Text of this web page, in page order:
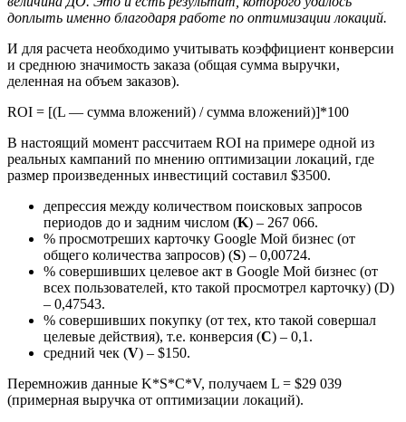
доплыть именно благодаря работе по оптимизации локаций.
И для расчета необходимо учитывать коэффициент конверсии
и среднюю значимость заказа (общая сумма выручки,
деленная на объем заказов).
ROI = [(L — сумма вложений) / сумма вложений)]*100
В настоящий момент рассчитаем ROI на примере одной из
реальных кампаний по мнению оптимизации локаций, где
размер произведенных инвестиций составил $3500.
депрессия между количеством поисковых запросов
периодов до и задним числом (K) – 267 066.
% просмотреших карточку Google Мой бизнес (от
общего количества запросов) (S) – 0,00724.
% совершивших целевое акт в Google Мой бизнес (от
всех пользователей, кто такой просмотрел карточку) (D)
– 0,47543.
% совершивших покупку (от тех, кто такой совершал
целевые действия), т.е. конверсия (С) – 0,1.
средний чек (V) – $150.
Перемножив данные K*S*C*V, получаем L = $29 039
(примерная выручка от оптимизации локаций).